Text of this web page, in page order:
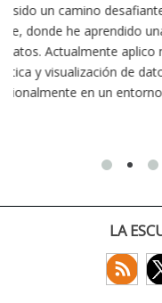
conectividad
exige esfuerzo,
actividades
convencido de que
LA